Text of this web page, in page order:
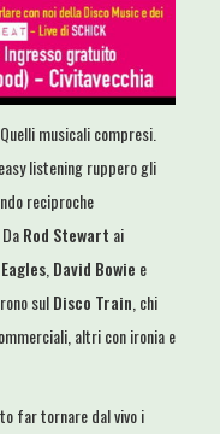
musicali compresi.
listening ruppero gli
reciproche
Rod Stewart ai
Eagles David Bowie e
sulDisco Train , chi
altri con ironia e
far tornare dal vivo i